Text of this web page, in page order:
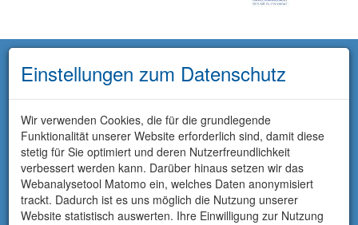
Einstellungen zum Datenschutz
Wir verwenden Cookies, die für die grundlegende
Funktionalität unserer Website erforderlich sind, damit diese
stetig für Sie optimiert und deren Nutzerfreundlichkeit
verbessert werden kann. Darüber hinaus setzen wir das
Webanalysetool Matomo ein, welches Daten anonymisiert
trackt. Dadurch ist es uns möglich die Nutzung unserer
Website statistisch auswerten. Ihre Einwilligung zur Nutzung